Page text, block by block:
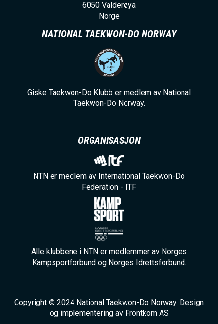
6050 Valderøya
Norge
NATIONAL TAEKWON-DO NORWAY
Giske Taekwon-Do Klubb er medlem av National
Taekwon-Do Norway.
ORGANISASJON
NTN er medlem av International Taekwon-Do
Federation - ITF
Alle klubbene i NTN er medlemmer av Norges
Kampsportforbund og Norges Idrettsforbund.
Copyright © 2024 National Taekwon-Do Norway. Design
og implementering av Frontkom AS